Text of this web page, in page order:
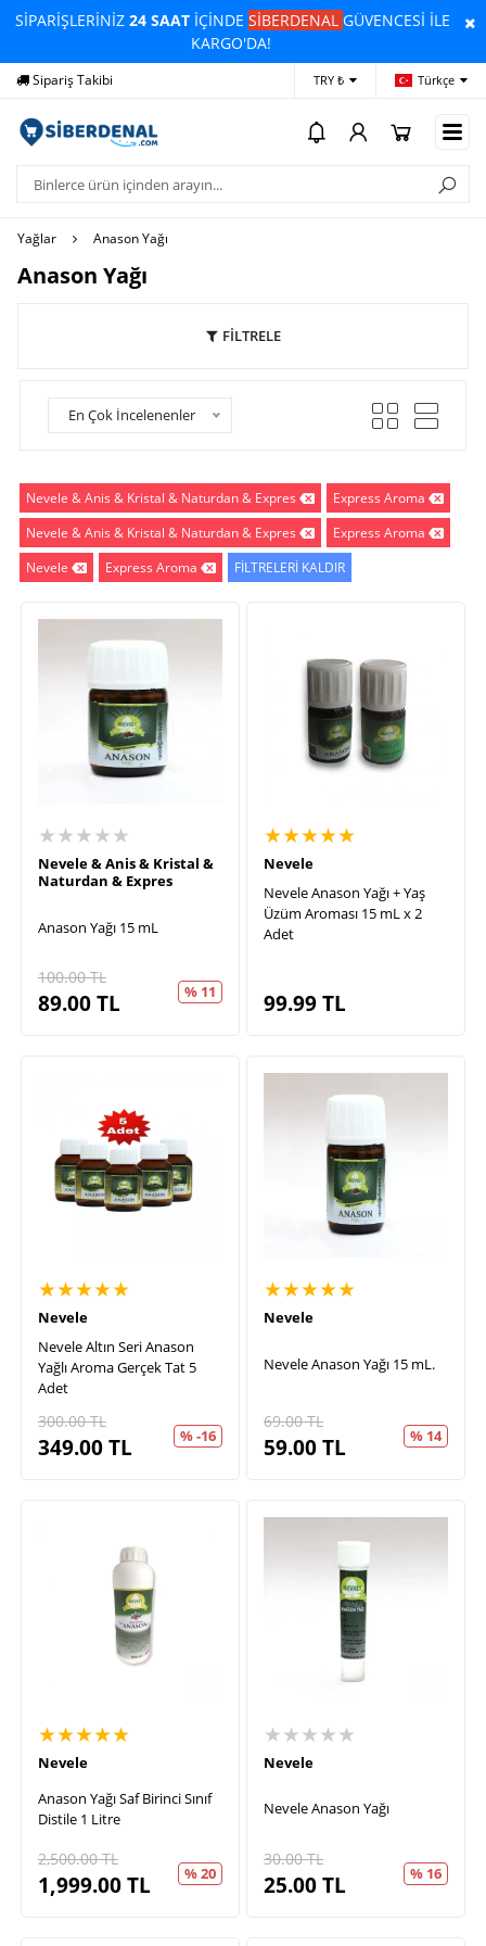
SİPARİŞLERİNİZ24 SAAT İÇİNDESİBERDENALGÜVENCESİ İLE
KARGO'DA!
Yardım Ödeme Bildirimi
TRY ₺ Türkçe
Yağlar Anason Yağı
Anason Yağı
FİLTRELE
En Çok İncelenenler
Nevele & Anis & Kristal & Naturdan & Expres
Express Aroma
Nevele & Anis & Kristal & Naturdan & Expres
Express Aroma
Nevele
Express Aroma FİLTRELERİ KALDIR
★★★★★
Nevele & Anis & Kristal &
Naturdan & Expres
Anason Yağı 15 mL
100.00TL
89.00TL % 11
★★★★★
Nevele
Nevele Anason Yağı + Yaş
Üzüm Aroması 15 mL x 2
Adet
99.99TL
★★★★★
Nevele
Nevele Altın Seri Anason
Yağlı Aroma Gerçek Tat 5
Adet
300.00TL
349.00TL % -16
★★★★★
Nevele
Nevele Anason Yağı 15 mL.
69.00TL
59.00TL % 14
★★★★★
Nevele
Anason Yağı Saf Birinci Sınıf
Distile 1 Litre
2,500.00TL
1,999.00TL % 20
★★★★★
Nevele
Nevele Anason Yağı
30.00TL
25.00TL % 16